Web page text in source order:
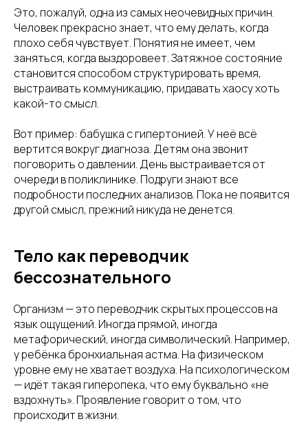
Это, пожалуй, одна из самых неочевидных причин.
Человек прекрасно знает, что ему делать, когда
плохо себя чувствует. Понятия не имеет, чем
заняться, когда выздоровеет. Затяжное состояние
становится способом структурировать время,
выстраивать коммуникацию, придавать хаосу хоть
какой-то смысл.
Вот пример: бабушка с гипертонией. У неё всё
вертится вокруг диагноза. Детям она звонит
поговорить о давлении. День выстраивается от
очереди в поликлинике. Подруги знают все
подробности последних анализов. Пока не появится
другой смысл, прежний никуда не денется.
Тело как переводчик
бессознательного
Организм — это переводчик скрытых процессов на
язык ощущений. Иногда прямой, иногда
метафорический, иногда символический. Например,
у ребёнка бронхиальная астма. На физическом
уровне ему не хватает воздуха. На психологическом
— идёт такая гиперопека, что ему буквально «не
вздохнуть». Проявление говорит о том, что
происходит в жизни.